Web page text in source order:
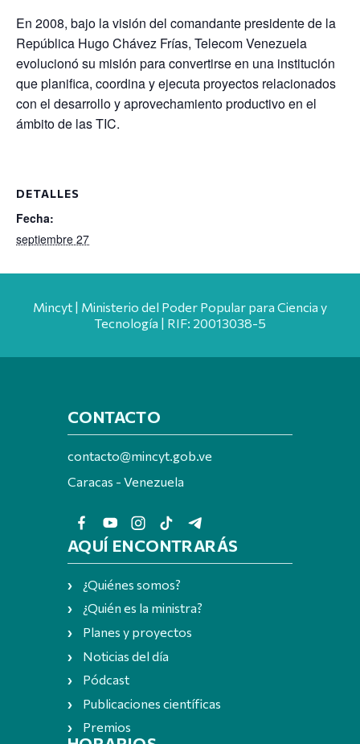
En 2008, bajo la visión del comandante presidente de la
República Hugo Chávez Frías, Telecom Venezuela
evolucionó su misión para convertirse en una institución
que planifica, coordina y ejecuta proyectos relacionados
con el desarrollo y aprovechamiento productivo en el
ámbito de las TIC.
DETALLES
Fecha:
septiembre 27
Mincyt | Ministerio del Poder Popular para Ciencia y
Tecnología | RIF: 20013038-5
CONTACTO
contacto@mincyt.gob.ve
Caracas - Venezuela
AQUÍ ENCONTRARÁS
¿Quiénes somos?
¿Quién es la ministra?
Planes y proyectos
Noticias del día
Pódcast
Publicaciones científicas
Premios